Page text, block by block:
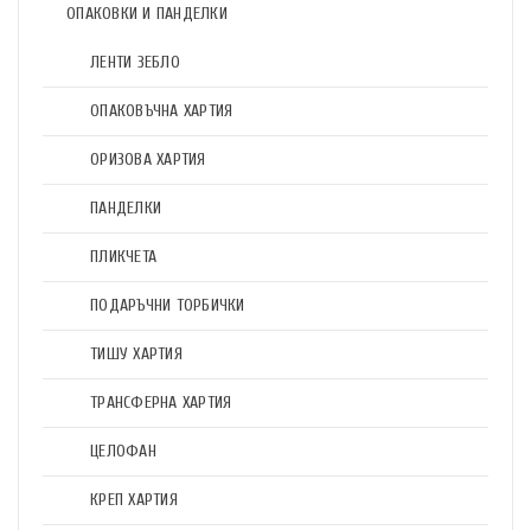
ОПАКОВКИ И ПАНДЕЛКИ
ЛЕНТИ ЗЕБЛО
ОПАКОВЪЧНА ХАРТИЯ
ОРИЗОВА ХАРТИЯ
ПАНДЕЛКИ
ПЛИКЧЕТА
ПОДАРЪЧНИ ТОРБИЧКИ
ТИШУ ХАРТИЯ
ТРАНСФЕРНА ХАРТИЯ
ЦЕЛОФАН
КРЕП ХАРТИЯ